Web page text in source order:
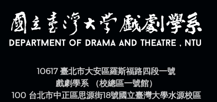
10617 臺北市大安區羅斯福路四段一號
戲劇學系 （校總區一號館）
100 台北市中正區思源街18號國立臺灣大學水源校區